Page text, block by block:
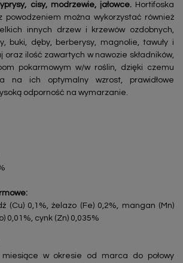
cisy, modrzewie, jałowce.Hortifoska
powodzeniem można wykorzystać również
innych drzew i krzewów ozdobnych,
buki, dęby, berberysy, magnolie, tawuły i
oraz ilość zawartych w nawozie składników,
pokarmowym w/w roślin, dzięki czemu
na ich optymalny wzrost, prawidłowe
odporność na wymarzanie.
(Cu) 0,1%, żelazo (Fe) 0,2%, mangan (Mn)
0,01%, cynk (Zn) 0,035%
w okresie od marca do połowy